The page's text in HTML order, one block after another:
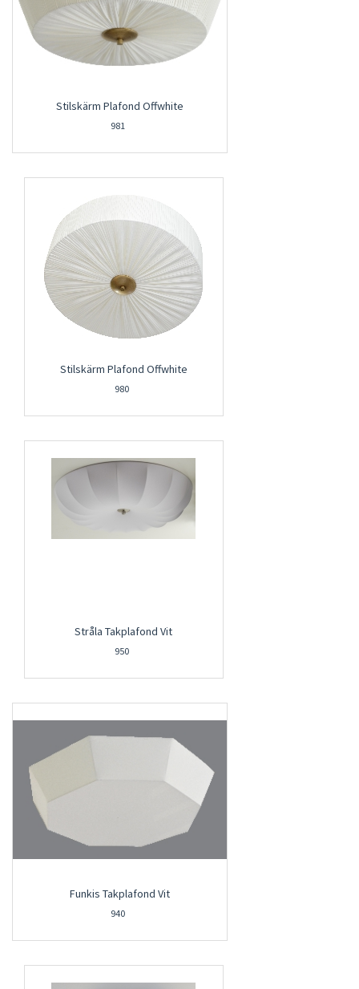
Stilskärm Plafond Offwhite
981
Stilskärm Plafond Offwhite
980
Stråla Takplafond Vit
950
Funkis Takplafond Vit
940